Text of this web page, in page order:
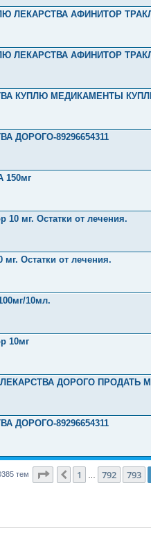
ЛЕКАРСТВА АФИНИТОР
ЛЕКАРСТВА АФИНИТОР
КУПЛЮ МЕДИКАМЕНТЫ
ДОРОГО-89296654311
150мг
10 мг. Остатки от лечения.
мг. Остатки от лечения.
10мл.
10мг
ЛЕКАРСТВА ДОРОГО ПРОДАТЬ
ДОРОГО-89296654311
тем Страница 794из 816
Пред.
1 792 793